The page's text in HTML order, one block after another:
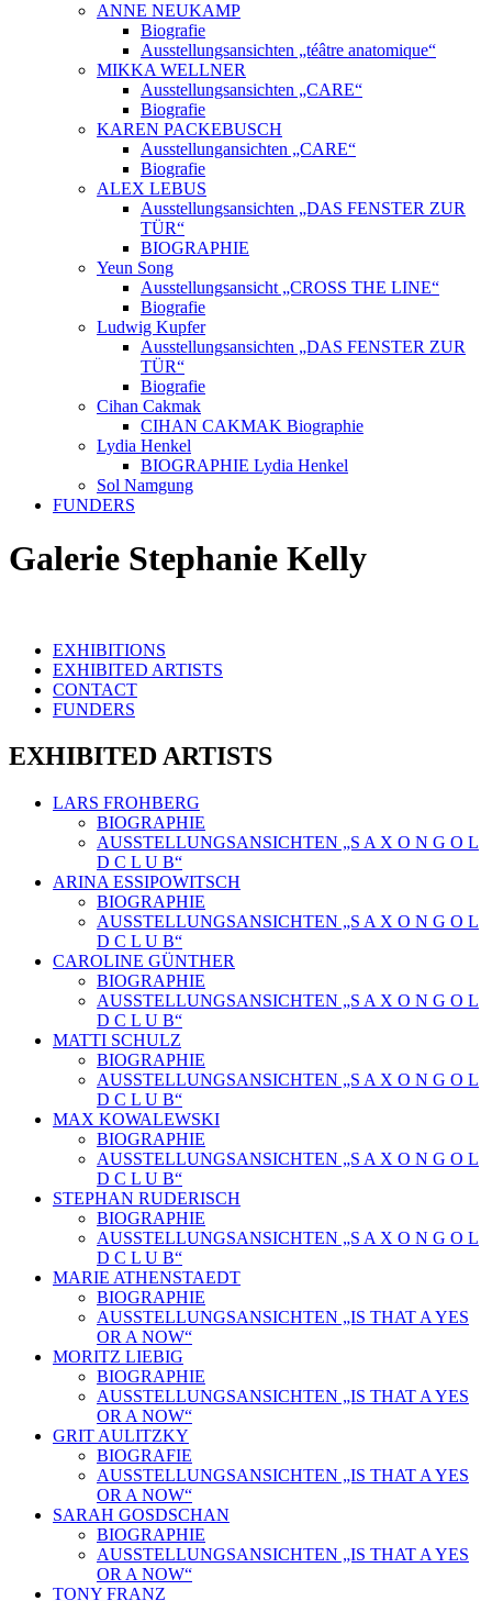
ANNE NEUKAMP
Biografie
Ausstellungsansichten „téâtre anatomique“
MIKKA WELLNER
Ausstellungsansichten „CARE“
Biografie
KAREN PACKEBUSCH
Ausstellungansichten „CARE“
Biografie
ALEX LEBUS
Ausstellungsansichten „DAS FENSTER ZUR
TÜR“
BIOGRAPHIE
Yeun Song
Ausstellungsansicht „CROSS THE LINE“
Biografie
Ludwig Kupfer
Ausstellungsansichten „DAS FENSTER ZUR
TÜR“
Biografie
Cihan Cakmak
CIHAN CAKMAK Biographie
Lydia Henkel
BIOGRAPHIE Lydia Henkel
Sol Namgung
FUNDERS
Galerie Stephanie Kelly
EXHIBITIONS
EXHIBITED ARTISTS
CONTACT
FUNDERS
EXHIBITED ARTISTS
LARS FROHBERG
BIOGRAPHIE
AUSSTELLUNGSANSICHTEN „S A X O N G O L
D C L U B“
ARINA ESSIPOWITSCH
BIOGRAPHIE
AUSSTELLUNGSANSICHTEN „S A X O N G O L
D C L U B“
CAROLINE GÜNTHER
BIOGRAPHIE
AUSSTELLUNGSANSICHTEN „S A X O N G O L
D C L U B“
MATTI SCHULZ
BIOGRAPHIE
AUSSTELLUNGSANSICHTEN „S A X O N G O L
D C L U B“
MAX KOWALEWSKI
BIOGRAPHIE
AUSSTELLUNGSANSICHTEN „S A X O N G O L
D C L U B“
STEPHAN RUDERISCH
BIOGRAPHIE
AUSSTELLUNGSANSICHTEN „S A X O N G O L
D C L U B“
MARIE ATHENSTAEDT
BIOGRAPHIE
AUSSTELLUNGSANSICHTEN „IS THAT A YES
OR A NOW“
MORITZ LIEBIG
BIOGRAPHIE
AUSSTELLUNGSANSICHTEN „IS THAT A YES
OR A NOW“
GRIT AULITZKY
BIOGRAFIE
AUSSTELLUNGSANSICHTEN „IS THAT A YES
OR A NOW“
SARAH GOSDSCHAN
BIOGRAPHIE
AUSSTELLUNGSANSICHTEN „IS THAT A YES
OR A NOW“
TONY FRANZ